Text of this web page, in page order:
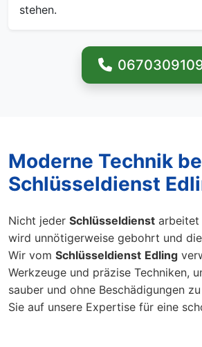
stehen.
Moderne Technik
Schlüsseldienst
Nicht jeder Schlüsseldienst
wird unnötigerweise gebohrt und
Wir vom Schlüsseldienst Edling
Werkzeuge und präzise Techniken,
sauber und ohne Beschädigungen
Sie auf unsere Expertise für eine